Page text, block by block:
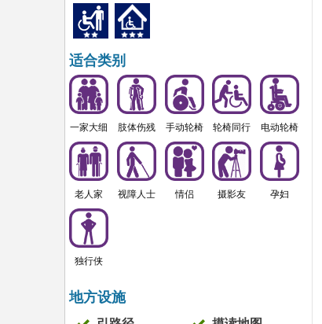
适合类别
一家大细 肢体伤残 手动轮椅 轮椅同行 电动轮椅
老人家 视障人士 情侣 摄影友 孕妇
独行侠
地方设施